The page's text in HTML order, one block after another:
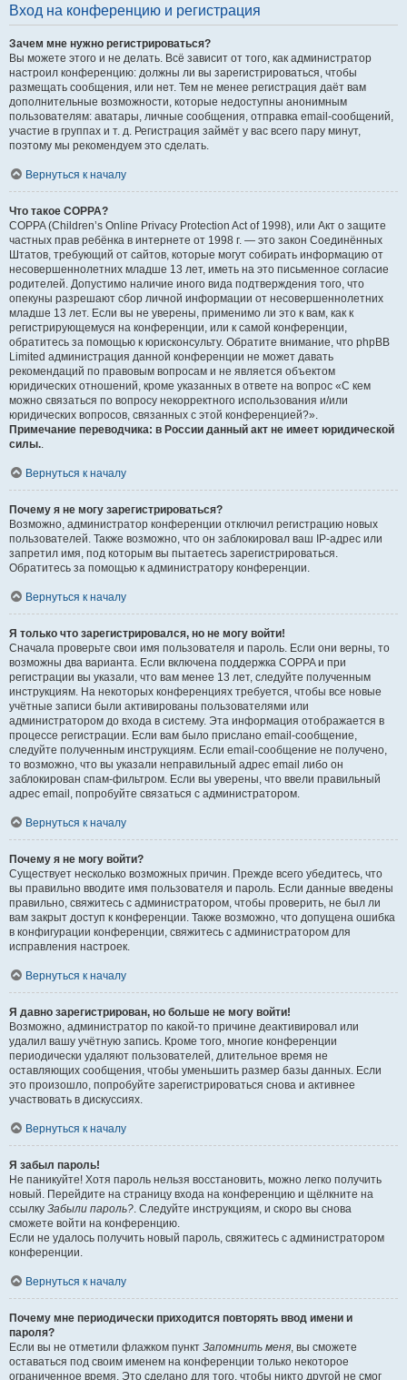
Вход на конференцию и регистрация
Зачем мне нужно регистрироваться?
Вы можете этого и не делать. Всё зависит от того, как администратор
настроил конференцию: должны ли вы зарегистрироваться, чтобы
размещать сообщения, или нет. Тем не менее регистрация даёт вам
дополнительные возможности, которые недоступны анонимным
пользователям: аватары, личные сообщения, отправка email-сообщений,
участие в группах и т. д. Регистрация займёт у вас всего пару минут,
поэтому мы рекомендуем это сделать.
Вернуться к началу
Что такое COPPA?
COPPA (Children’s Online Privacy Protection Act of 1998), или Акт о защите
частных прав ребёнка в интернете от 1998 г. — это закон Соединённых
Штатов, требующий от сайтов, которые могут собирать информацию от
несовершеннолетних младше 13 лет, иметь на это письменное согласие
родителей. Допустимо наличие иного вида подтверждения того, что
опекуны разрешают сбор личной информации от несовершеннолетних
младше 13 лет. Если вы не уверены, применимо ли это к вам, как к
регистрирующемуся на конференции, или к самой конференции,
обратитесь за помощью к юрисконсульту. Обратите внимание, что phpBB
Limited администрация данной конференции не может давать
рекомендаций по правовым вопросам и не является объектом
юридических отношений, кроме указанных в ответе на вопрос «С кем
можно связаться по вопросу некорректного использования и/или
юридических вопросов, связанных с этой конференцией?».
Примечание переводчика: в России данный акт не имеет юридической
силы..
Вернуться к началу
Почему я не могу зарегистрироваться?
Возможно, администратор конференции отключил регистрацию новых
пользователей. Также возможно, что он заблокировал ваш IP-адрес или
запретил имя, под которым вы пытаетесь зарегистрироваться.
Обратитесь за помощью к администратору конференции.
Вернуться к началу
Я только что зарегистрировался, но не могу войти!
Сначала проверьте свои имя пользователя и пароль. Если они верны, то
возможны два варианта. Если включена поддержка COPPA и при
регистрации вы указали, что вам менее 13 лет, следуйте полученным
инструкциям. На некоторых конференциях требуется, чтобы все новые
учётные записи были активированы пользователями или
администратором до входа в систему. Эта информация отображается в
процессе регистрации. Если вам было прислано email-сообщение,
следуйте полученным инструкциям. Если email-сообщение не получено,
то возможно, что вы указали неправильный адрес email либо он
заблокирован спам-фильтром. Если вы уверены, что ввели правильный
адрес email, попробуйте связаться с администратором.
Вернуться к началу
Почему я не могу войти?
Существует несколько возможных причин. Прежде всего убедитесь, что
вы правильно вводите имя пользователя и пароль. Если данные введены
правильно, свяжитесь с администратором, чтобы проверить, не был ли
вам закрыт доступ к конференции. Также возможно, что допущена ошибка
в конфигурации конференции, свяжитесь с администратором для
исправления настроек.
Вернуться к началу
Я давно зарегистрирован, но больше не могу войти!
Возможно, администратор по какой-то причине деактивировал или
удалил вашу учётную запись. Кроме того, многие конференции
периодически удаляют пользователей, длительное время не
оставляющих сообщения, чтобы уменьшить размер базы данных. Если
это произошло, попробуйте зарегистрироваться снова и активнее
участвовать в дискуссиях.
Вернуться к началу
Я забыл пароль!
Не паникуйте! Хотя пароль нельзя восстановить, можно легко получить
новый. Перейдите на страницу входа на конференцию и щёлкните на
ссылку Забыли пароль?. Следуйте инструкциям, и скоро вы снова
сможете войти на конференцию.
Если не удалось получить новый пароль, свяжитесь с администратором
конференции.
Вернуться к началу
Почему мне периодически приходится повторять ввод имени и
пароля?
Если вы не отметили флажком пункт Запомнить меня, вы сможете
оставаться под своим именем на конференции только некоторое
ограниченное время. Это сделано для того, чтобы никто другой не смог